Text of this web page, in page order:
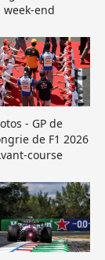
week-end
- GP de
de F1 2026
course